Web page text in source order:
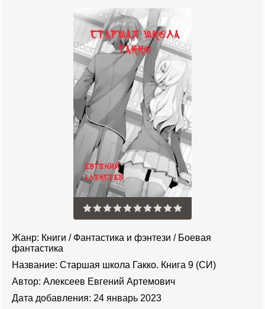
Жанр: Книги / Фантастика и фэнтези / Боевая
фантастика
Название: Старшая школа Гакко. Книга 9 (СИ)
Автор: Алексеев Евгений Артемович
Дата добавления: 24 январь 2023